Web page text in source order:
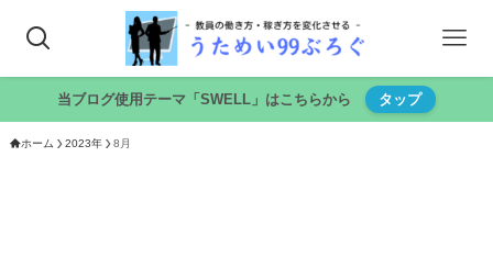
当ブログ使用テーマ「SWELL」はこちらから タップ
ホーム 2023年 8月